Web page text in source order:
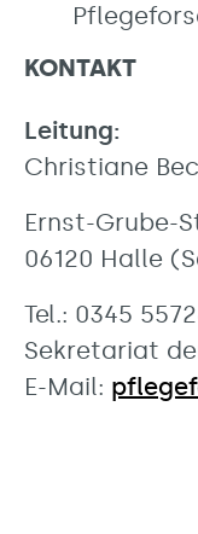
KONTAKT
Leitung:
Christiane
Ernst-Grube-
06120 Halle
Tel.: 0345
Sekretariat
E-Mail: